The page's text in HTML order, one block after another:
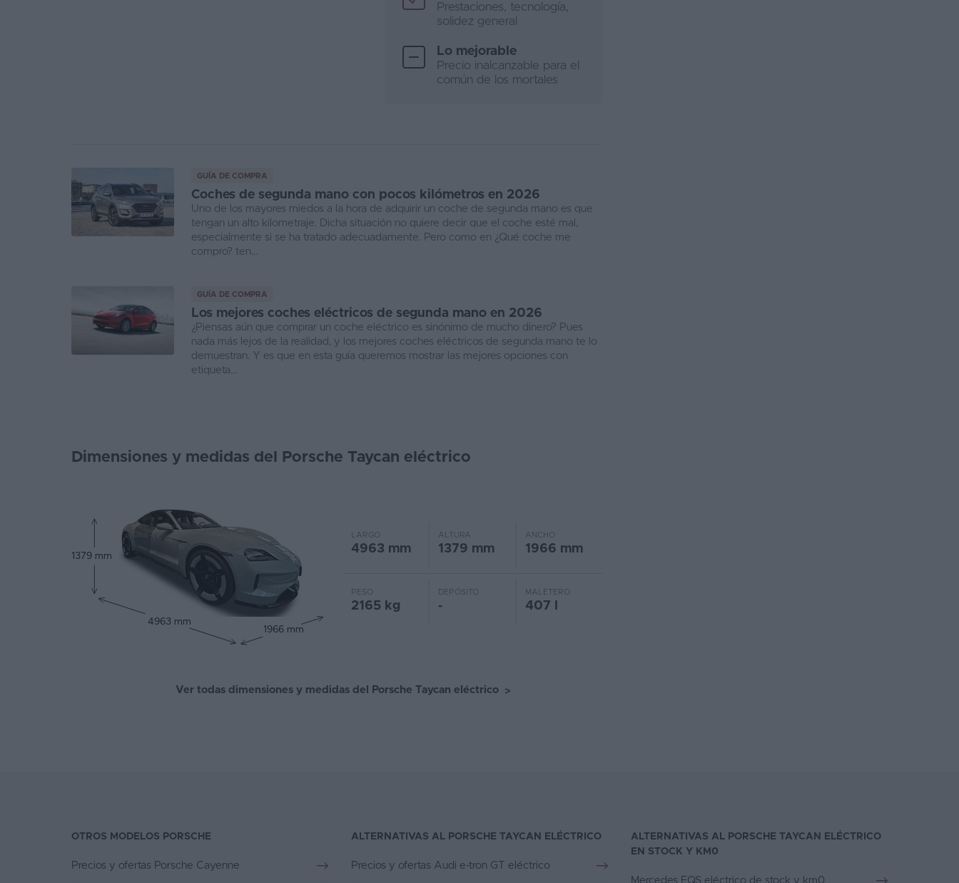
Prestaciones, tecnología,
solidez general
Lo mejorable
Precio inalcanzable para el
común de los mortales
GUÍA DE COMPRA
Coches de segunda mano con pocos kilómetros en 2026
Uno de los mayores miedos a la hora de adquirir un coche de segunda mano es que
tengan un alto kilometraje. Dicha situación no quiere decir que el coche esté mal,
especialmente si se ha tratado adecuadamente. Pero como en ¿Qué coche me
compro? ten...
GUÍA DE COMPRA
Los mejores coches eléctricos de segunda mano en 2026
¿Piensas aún que comprar un coche eléctrico es sinónimo de mucho dinero? Pues
nada más lejos de la realidad, y los mejores coches eléctricos de segunda mano te lo
demuestran. Y es que en esta guía queremos mostrar las mejores opciones con
etiqueta...
Dimensiones y medidas del Porsche Taycan eléctrico
1379 mm
4963 mm
1966 mm
LARGO
4963 mm
ALTURA
1379 mm
ANCHO
1966 mm
PESO
2165 kg
DEPÓSITO
-
MALETERO
407 l
Ver todas dimensiones y medidas del Porsche Taycan eléctrico >
OTROS MODELOS PORSCHE
Precios y ofertas Porsche Cayenne
ALTERNATIVAS AL PORSCHE TAYCAN ELÉCTRICO
Precios y ofertas Audi e-tron GT eléctrico
ALTERNATIVAS AL PORSCHE TAYCAN ELÉCTRICO
EN STOCK Y KM0
Mercedes EQS eléctrico de stock y km0